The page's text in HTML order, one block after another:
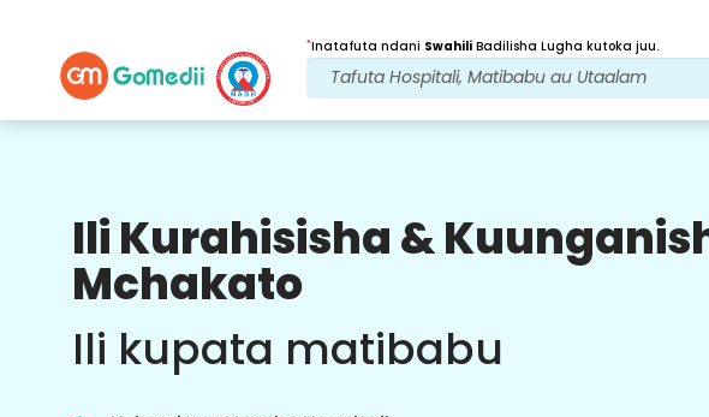
*Inatafuta ndani Swahili Badilisha Lugha kutoka juu.
Ili Kurahisisha &
Mchakato
Ili kupata matibabu
Faida Zetu
Baada ya
Matibabu ufuatiliaji
wa huduma